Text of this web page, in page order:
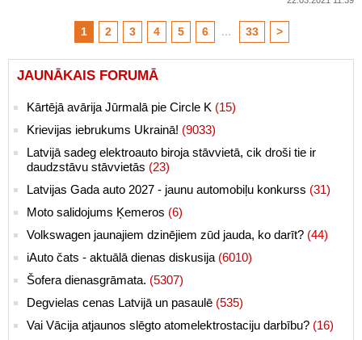
1 2 3 4 5 6 ... 33 >
JAUNĀKAIS FORUMĀ
Kārtējā avārija Jūrmalā pie Circle K (15)
Krievijas iebrukums Ukrainā! (9033)
Latvijā sadeg elektroauto biroja stāvvietā, cik droši tie ir
daudzstāvu stāvvietās (23)
Latvijas Gada auto 2027 - jaunu automobiļu konkurss (31)
Moto salidojums Ķemeros (6)
Volkswagen jaunajiem dzinējiem zūd jauda, ko darīt? (44)
iAuto čats - aktuālā dienas diskusija (6010)
Šofera dienasgrāmata. (5307)
Degvielas cenas Latvijā un pasaulē (535)
Vai Vācija atjaunos slēgto atomelektrostaciju darbību? (16)